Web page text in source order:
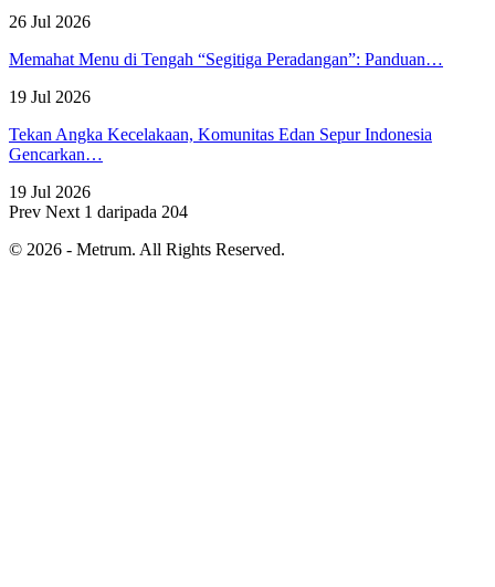
26 Jul 2026
Memahat Menu di Tengah “Segitiga Peradangan”: Panduan…
19 Jul 2026
Tekan Angka Kecelakaan, Komunitas Edan Sepur Indonesia
Gencarkan…
19 Jul 2026
Prev Next 1 daripada 204
© 2026 - Metrum. All Rights Reserved.